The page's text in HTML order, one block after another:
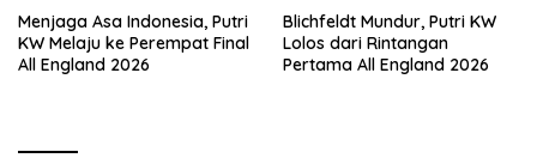
Menjaga Asa Indonesia, Putri
KW Melaju ke Perempat Final
All England 2026
Blichfeldt Mundur, Putri KW
Lolos dari Rintangan
Pertama All England 2026